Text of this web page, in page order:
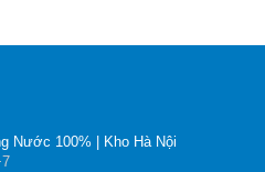
Nước 100% | Kho Hà Nội